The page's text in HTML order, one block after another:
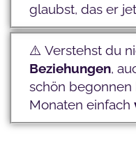
glaubst, das er
⚠️ Verstehst du
Beziehungen,
schön begonnen
Monaten einfach